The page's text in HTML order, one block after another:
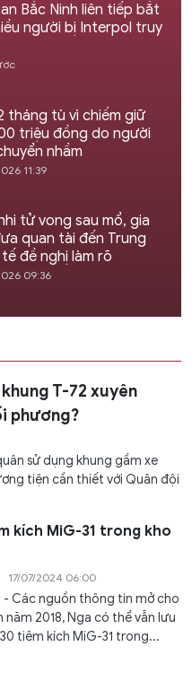
Bắc Ninh liên tiếp bắt
người bị Interpol truy
tháng tù vì chiếm giữ
triệu đồng do người
nhầm
11:39
tử vong sau mổ, gia
quan tài đến Trung
đề nghị làm rõ
09:36
T-72 xuyên
phương?
sử dụng khung gầm xe
tiện cần thiết với Quân đội
kích MiG-31 trong kho
17/07/2024 06:00
- Các nguồn thông tin mở cho
năm 2018, Nga có thể vẫn lưu
tiêm kích MiG-31 trong...